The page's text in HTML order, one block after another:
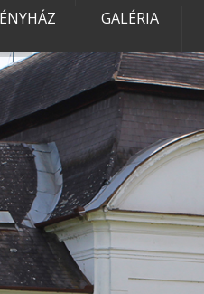
GALÉRIA